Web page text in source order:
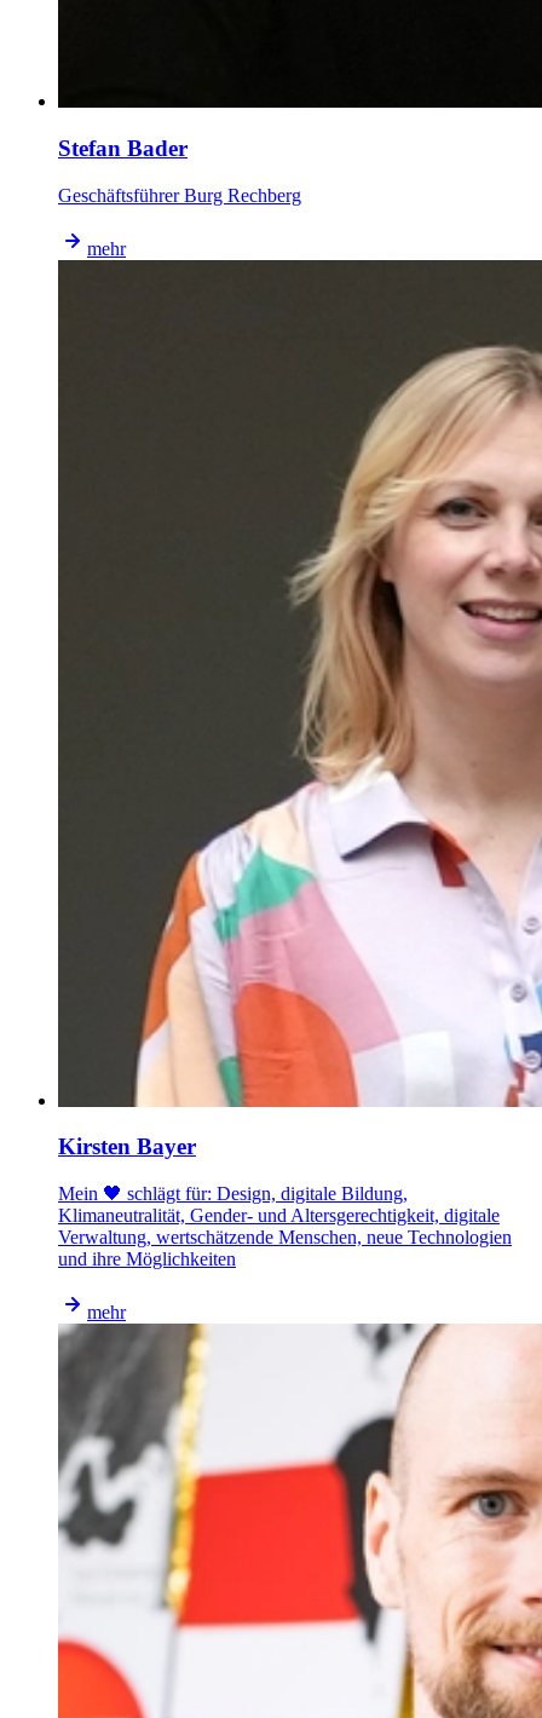
Stefan Bader
Geschäftsführer Burg Rechberg
mehr
Kirsten Bayer
Mein 🖤 schlägt für: Design, digitale Bildung,
Klimaneutralität, Gender- und Altersgerechtigkeit, digitale
Verwaltung, wertschätzende Menschen, neue Technologien
und ihre Möglichkeiten
mehr